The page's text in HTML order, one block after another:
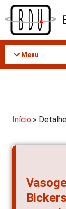
Acessar
conteúdo
Menu
Início »